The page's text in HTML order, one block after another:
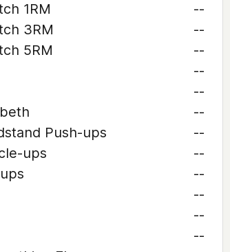
1RM
--
3RM
--
5RM
--
--
--
--
Push-ups
--
ups
--
--
--
--
--